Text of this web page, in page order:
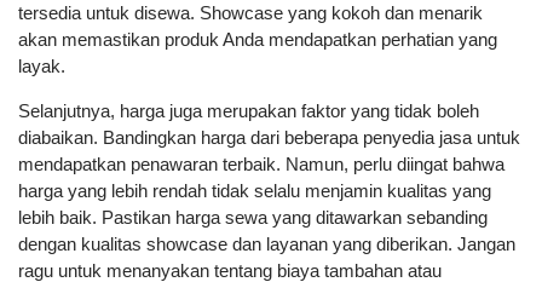
tersedia untuk disewa. Showcase yang kokoh dan menarik
akan memastikan produk Anda mendapatkan perhatian yang
layak.
Selanjutnya, harga juga merupakan faktor yang tidak boleh
diabaikan. Bandingkan harga dari beberapa penyedia jasa untuk
mendapatkan penawaran terbaik. Namun, perlu diingat bahwa
harga yang lebih rendah tidak selalu menjamin kualitas yang
lebih baik. Pastikan harga sewa yang ditawarkan sebanding
dengan kualitas showcase dan layanan yang diberikan. Jangan
ragu untuk menanyakan tentang biaya tambahan atau